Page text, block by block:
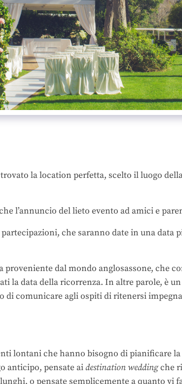
la location perfetta, scelto il luogo
l’annuncio del lieto evento ad amici e
che saranno date in una data
proveniente dal mondo anglosassone, che
la data della ricorrenza. In altre parole, è un
di comunicare agli ospiti di ritenersi
lontani che hanno bisogno di pianificare
anticipo, pensate ai destination weddingche
o pensate semplicemente a quanto vi